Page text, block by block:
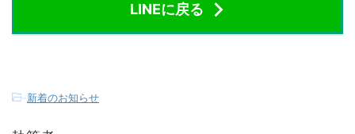
LINEに戻る
-新着のお知らせ